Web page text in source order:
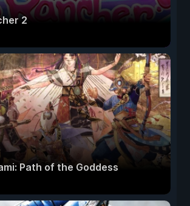
2
Path of the Goddess